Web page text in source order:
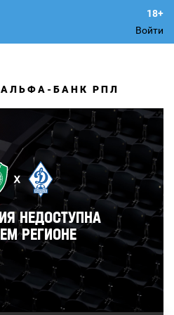
Войти
АЛЬФА-БАНК РПЛ